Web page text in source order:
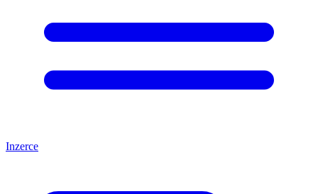
Inzerce